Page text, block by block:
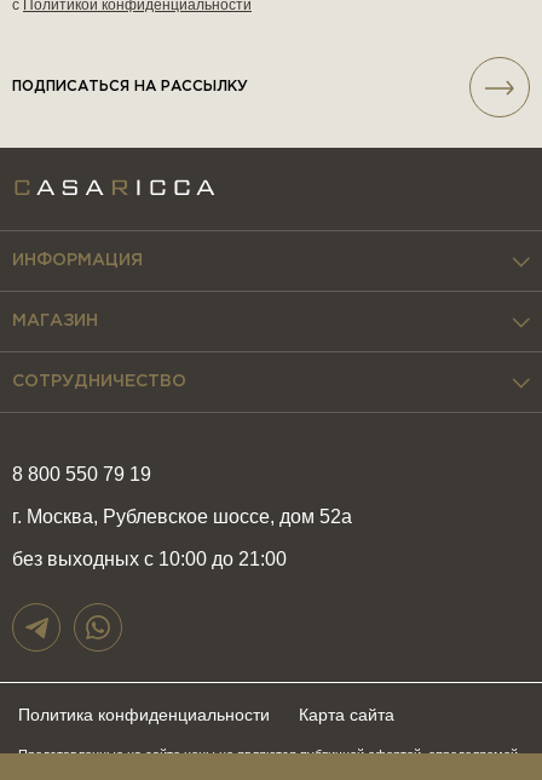
с Политикой конфиденциальности
ПОДПИСАТЬСЯ НА РАССЫЛКУ
8 800 550 79 19
г. Москва, Рублевское шоссе, дом 52а
без выходных с 10:00 до 21:00
ИНФОРМАЦИЯ
МАГАЗИН
СОТРУДНИЧЕСТВО
Политика конфиденциальности Карта сайта
Представленные на сайте цены не являются публичной офертой, определяемой